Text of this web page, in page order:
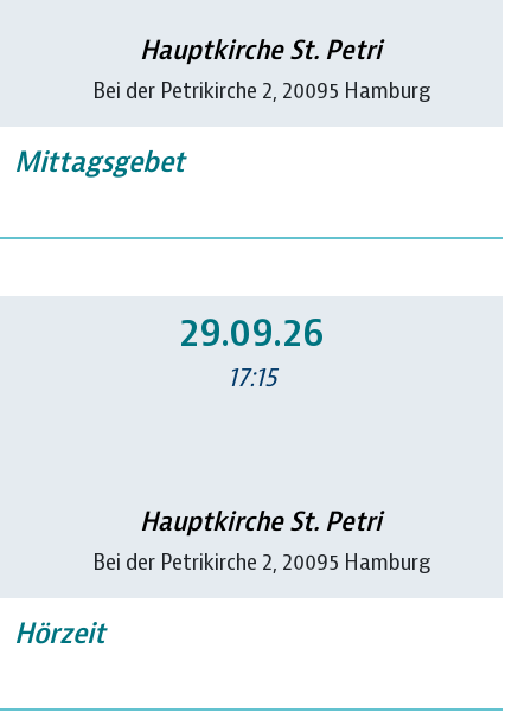
Hauptkirche St. Petri
Bei der Petrikirche 2, 20095 Hamburg
Mittagsgebet
29.09.26
17:15
Hauptkirche St. Petri
Bei der Petrikirche 2, 20095 Hamburg
Hörzeit